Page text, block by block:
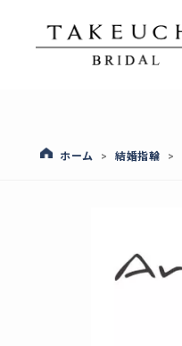
ホーム > 結婚指輪 >